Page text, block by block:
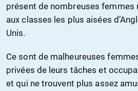
présent de nombreuses femmes
aux classes les plus aisées
Unis.
Ce sont de malheureuses
privées de leurs tâches et
et qui ne trouvent plus assez